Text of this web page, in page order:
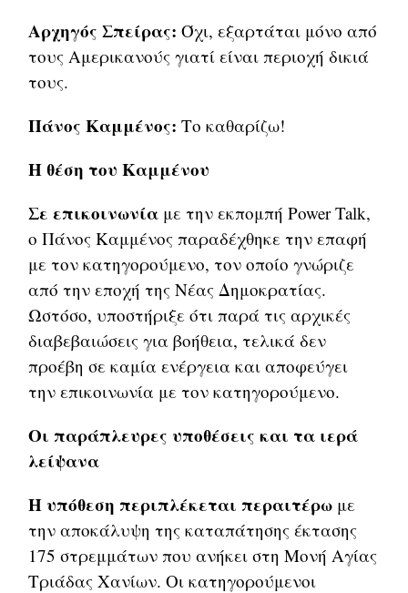
Αρχηγός Σπείρας: Όχι, εξαρτάται μόνο από
τους Αμερικανούς γιατί είναι περιοχή δικιά
τους.
Πάνος Καμμένος: Το καθαρίζω!
Η θέση του Καμμένου
Σε επικοινωνία με την εκπομπή Power Talk,
ο Πάνος Καμμένος παραδέχθηκε την επαφή
με τον κατηγορούμενο, τον οποίο γνώριζε
από την εποχή της Νέας Δημοκρατίας.
Ωστόσο, υποστήριξε ότι παρά τις αρχικές
διαβεβαιώσεις για βοήθεια, τελικά δεν
προέβη σε καμία ενέργεια και αποφεύγει
την επικοινωνία με τον κατηγορούμενο.
Οι παράπλευρες υποθέσεις και τα ιερά
λείψανα
Η υπόθεση περιπλέκεται περαιτέρω με
την αποκάλυψη της καταπάτησης έκτασης
175 στρεμμάτων που ανήκει στη Μονή Αγίας
Τριάδας Χανίων. Οι κατηγορούμενοι